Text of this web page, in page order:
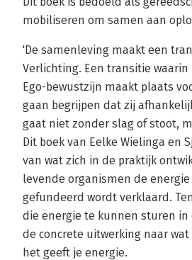
mobiliseren om samen aan
'De samenleving maakt een
Verlichting. Een transitie
Ego-bewustzijn maakt plaats
gaan begrijpen dat zij
gaat niet zonder slag of stoot,
Dit boek van Eelke Wielinga en
van wat zich in de praktijk
levende organismen de
gefundeerd wordt verklaard.
die energie te kunnen sturen in
de concrete uitwerking naar
het geeft je energie.